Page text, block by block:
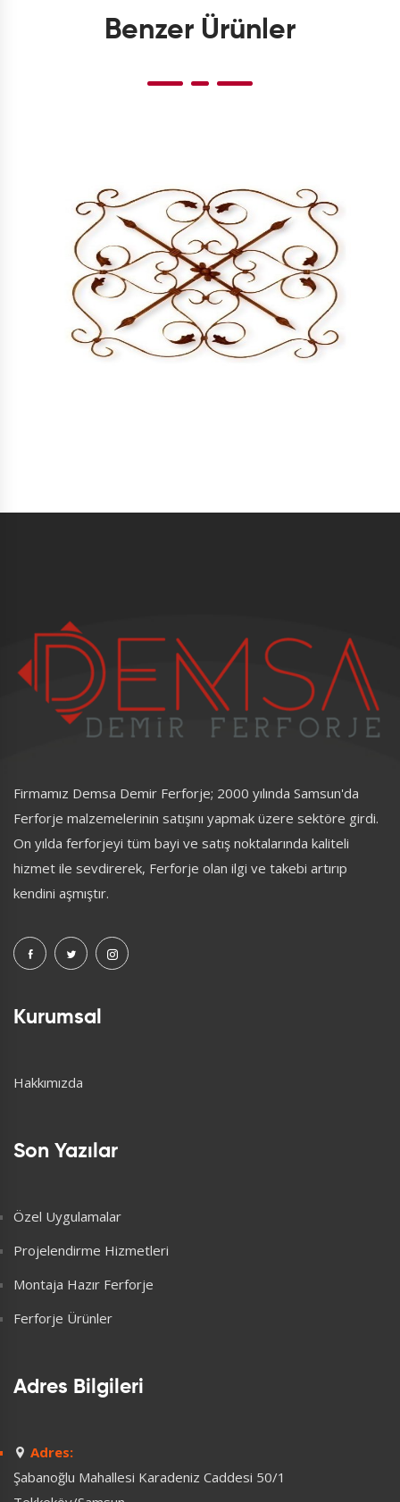
Benzer Ürünler
Firmamız Demsa Demir Ferforje; 2000 yılında Samsun'da
Ferforje malzemelerinin satışını yapmak üzere sektöre girdi.
On yılda ferforjeyi tüm bayi ve satış noktalarında kaliteli
hizmet ile sevdirerek, Ferforje olan ilgi ve takebi artırıp
kendini aşmıştır.
Kurumsal
Hakkımızda
Son Yazılar
Özel Uygulamalar
Projelendirme Hizmetleri
Montaja Hazır Ferforje
Ferforje Ürünler
Adres Bilgileri
Adres:
Şabanoğlu Mahallesi Karadeniz Caddesi 50/1